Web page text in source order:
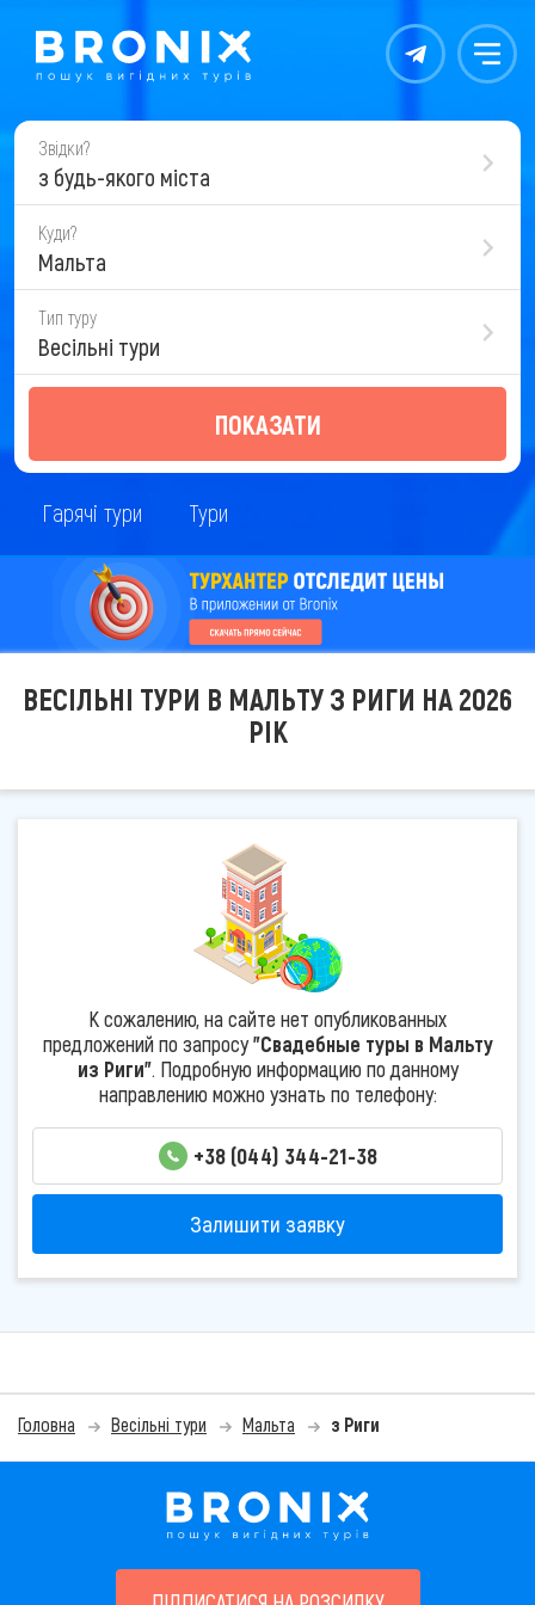
Контакты Меню
Звідки?
з будь-якого міста
Куди?
Мальта
Тип туру
Весільні тури
ПОКАЗАТИ
Гарячі тури Тури
ВЕСІЛЬНІ ТУРИ В МАЛЬТУ З РИГИ НА 2026
РІК
К сожалению, на сайте нет опубликованных
предложений по запросу"Свадебные туры в Мальту
из Риги". Подробную информацию по данному
направлению можно узнать по телефону:
+38 (044) 344-21-38
Залишити заявку
Головна Весільні тури Мальта з Риги